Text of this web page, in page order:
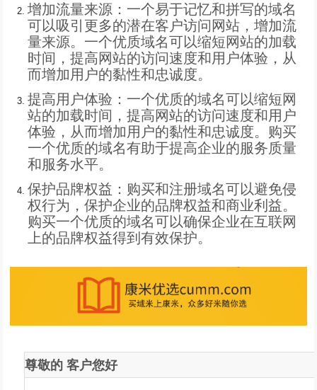
增加流量来源：一个易于记忆和拼写的域名
可以吸引更多的潜在客户访问网站，增加流
量来源。一个优质域名可以缩短网站的加载
时间，提高网站的访问速度和用户体验，从
而增加用户的黏性和忠诚度。
提高用户体验：一个优质的域名可以缩短网
站的加载时间，提高网站的访问速度和用户
体验，从而增加用户的黏性和忠诚度。购买
一个优质的域名有助于提高企业的服务质量
和服务水平。
保护品牌权益：购买和注册域名可以避免侵
权行为，保护企业的品牌权益和商业利益。
购买一个优质的域名可以确保企业在互联网
上的品牌权益得到有效保护。
尊敬的客户您好